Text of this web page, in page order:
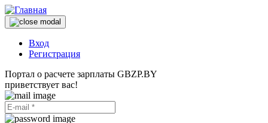
Вход
Регистрация
Портал о расчете зарплаты GBZP.BY
приветствует вас!